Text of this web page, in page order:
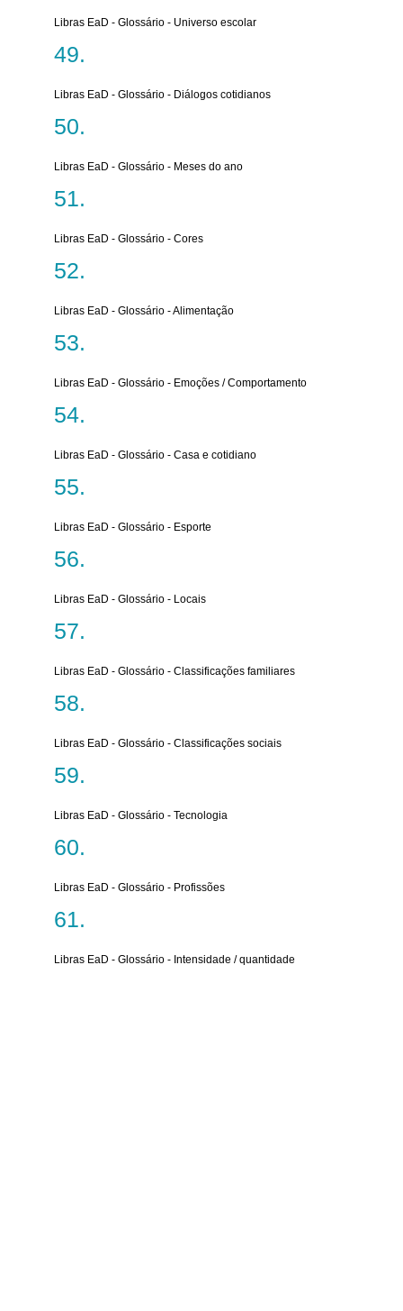
Libras EaD - Glossário - Universo escolar
Libras EaD - Glossário - Diálogos cotidianos
Libras EaD - Glossário - Meses do ano
Libras EaD - Glossário - Cores
Libras EaD - Glossário - Alimentação
Libras EaD - Glossário - Emoções / Comportamento
Libras EaD - Glossário - Casa e cotidiano
Libras EaD - Glossário - Esporte
Libras EaD - Glossário - Locais
Libras EaD - Glossário - Classificações familiares
Libras EaD - Glossário - Classificações sociais
Libras EaD - Glossário - Tecnologia
Libras EaD - Glossário - Profissões
Libras EaD - Glossário - Intensidade / quantidade